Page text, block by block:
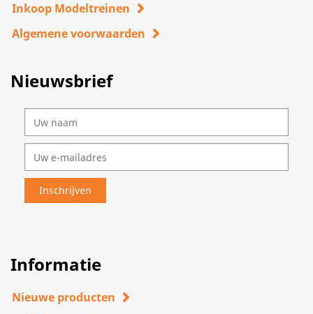
Inkoop Modeltreinen
Algemene voorwaarden
Nieuwsbrief
Informatie
Nieuwe producten